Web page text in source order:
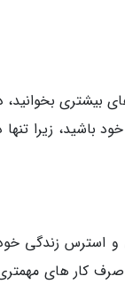
بیشتری
باشید، زیرا
و استرس زندگی
صرف کار های